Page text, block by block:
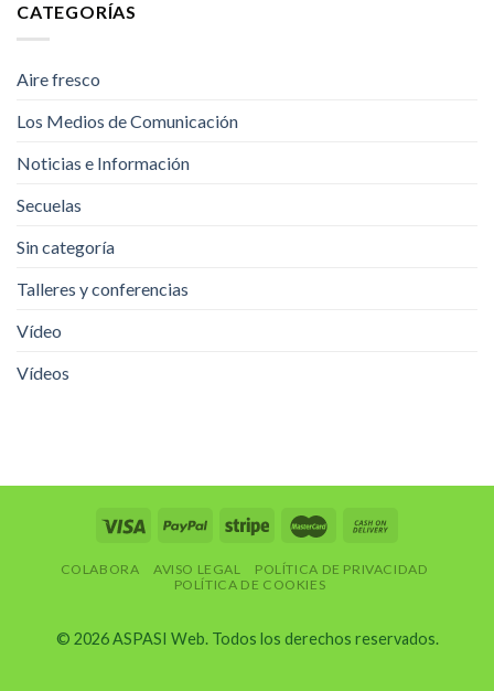
CATEGORÍAS
Aire fresco
Los Medios de Comunicación
Noticias e Información
Secuelas
Sin categoría
Talleres y conferencias
Vídeo
Vídeos
COLABORA AVISO LEGAL
POLÍTICA DE PRIVACIDAD
POLÍTICA DE COOKIES
© 2026 ASPASI Web. Todos los derechos reservados.